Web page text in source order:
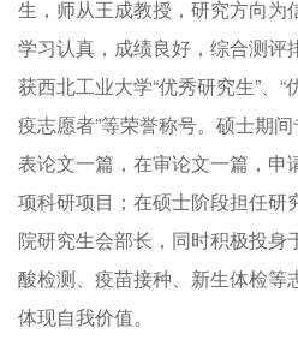
生，师从王成教授，研究方向为
学习认真，成绩良好，综合测评
获西北工业大学“优秀研究生”、“
疫志愿者”等荣誉称号。硕士期
表论文一篇，在审论文一篇，申
项科研项目；在硕士阶段担任研
院研究生会部长，同时积极投身
酸检测、疫苗接种、新生体检等
体现自我价值。